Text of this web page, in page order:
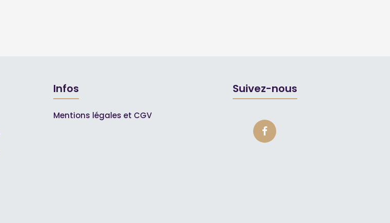
Infos
Mentions légales et CGV
Suivez-nous